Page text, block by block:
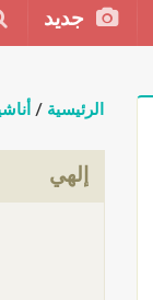
جديد
الرئيسية /
إلهي